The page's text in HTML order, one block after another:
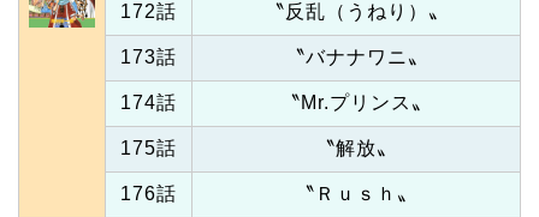
172話 〝反乱（うねり）〟
173話 〝バナナワニ〟
174話 〝Mr.プリンス〟
175話 〝解放〟
176話 〝Ｒｕｓｈ〟